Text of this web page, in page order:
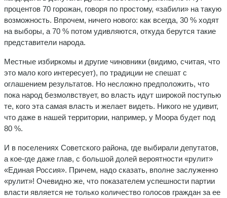
процентов 70 горожан, говоря по простому, «забили» на такую
возможность. Впрочем, ничего нового: как всегда, 30 % ходят
на выборы, а 70 % потом удивляются, откуда берутся такие
представители народа.
Местные избиркомы и другие чиновники (видимо, считая, что
это мало кого интересует), по традиции не спешат с
оглашением результатов. Но несложно предположить, что
пока народ безмолвствует, во власть идут широкой поступью
те, кого эта самая власть и желает видеть. Никого не удивит,
что даже в нашей территории, например, у Моора будет под
80 %.
И в поселениях Советского района, где выбирали депутатов,
а кое-где даже глав, с большой долей вероятности «рулит»
«Единая Россия». Причем, надо сказать, вполне заслуженно
«рулит»! Очевидно же, что показателем успешности партии
власти является не только количество голосов граждан за ее